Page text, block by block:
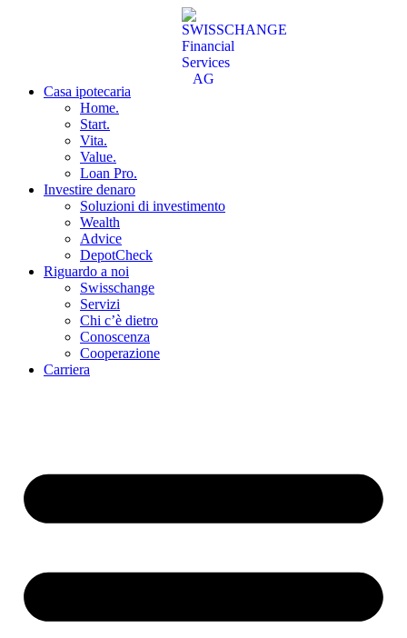
Casa ipotecaria
Home.
Start.
Vita.
Value.
Loan Pro.
Investire denaro
Soluzioni di investimento
Wealth
Advice
DepotCheck
Riguardo a noi
Swisschange
Servizi
Chi c’è dietro
Conoscenza
Cooperazione
Carriera